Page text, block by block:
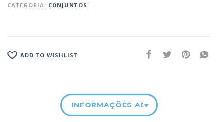
CATEGORIA: CONJUNTOS
ADD TO WISHLIST
INFORMAÇÕES ADICIONAIS